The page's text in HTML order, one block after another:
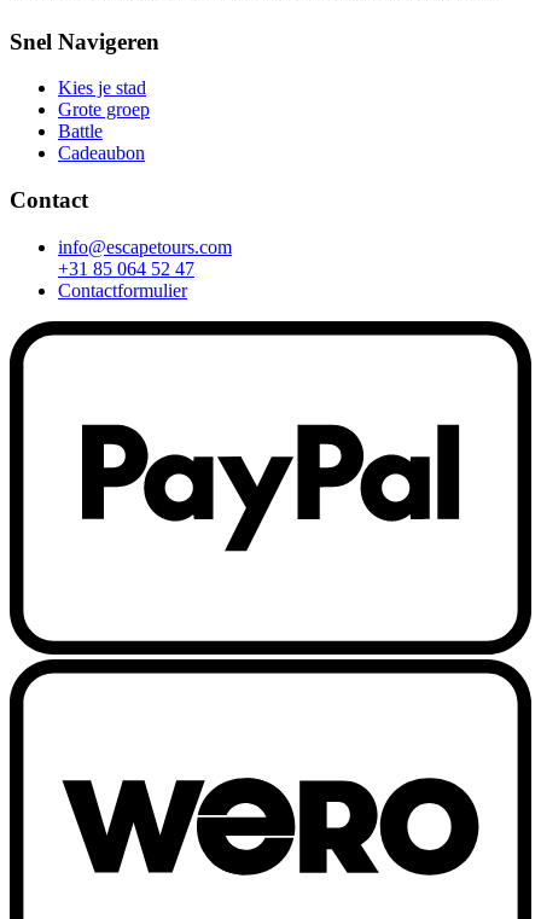
Snel Navigeren
Kies je stad
Grote groep
Battle
Cadeaubon
Contact
info@escapetours.com
+31 85 064 52 47
Contactformulier